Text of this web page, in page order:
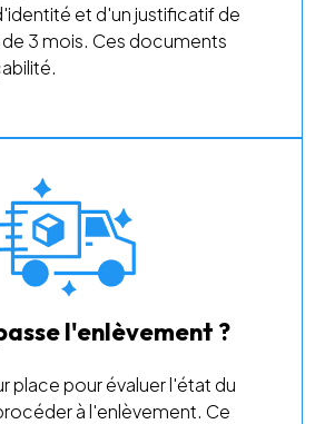
et d'un justificatif de
3 mois. Ces documents
l'enlèvement ?
place pour évaluer l'état du
à l'enlèvement. Ce